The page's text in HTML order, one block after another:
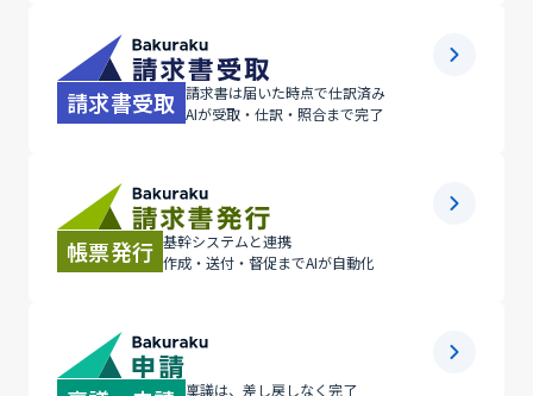
請求書受取 請求書は届いた時点で仕訳済み
AIが受取・仕訳・照合まで完了
帳票発行 基幹システムと連携
作成・送付・督促までAIが自動化
稟議は、差し戻しなく完了